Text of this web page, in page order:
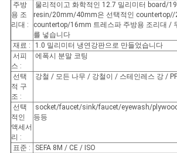
사
이
트
맵
PRIVACY
주방
용 조
리대 :
물리적이고 화학적인 12.7 밀리미터 board/
resin/20mm/40mm은 선택적인 countertop//
countertop/16mm 트레스파 주방용 조리대 /
를 넣습니다
재료 :
1.0 밀리미터 냉연강판으로 만들었습니다
서피
스 :
에폭시 분말 코팅
선택
적 구
조 :
강철 / 모든 나무 / 강철이 / 스테인레스 강 /
선택
적인
액세서
리 :
socket/faucet/sink/faucet/eyewash/
등등
표준 : SEFA 8M / CE / ISO